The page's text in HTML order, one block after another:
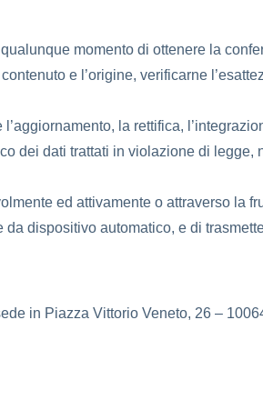
momento di ottenere la
e l’origine, verificarne
la rettifica,
dei dati trattati in violazione di legge,
ed attivamente o attraverso la
dispositivo automatico, e di
in Piazza Vittorio Veneto, 26 –